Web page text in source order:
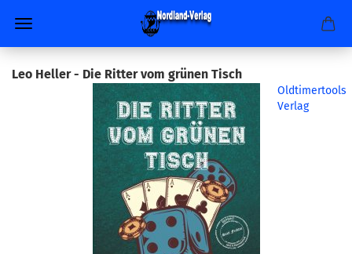
Leo Heller - Die Ritter vom grünen Tisch
Oldtimertools
Verlag